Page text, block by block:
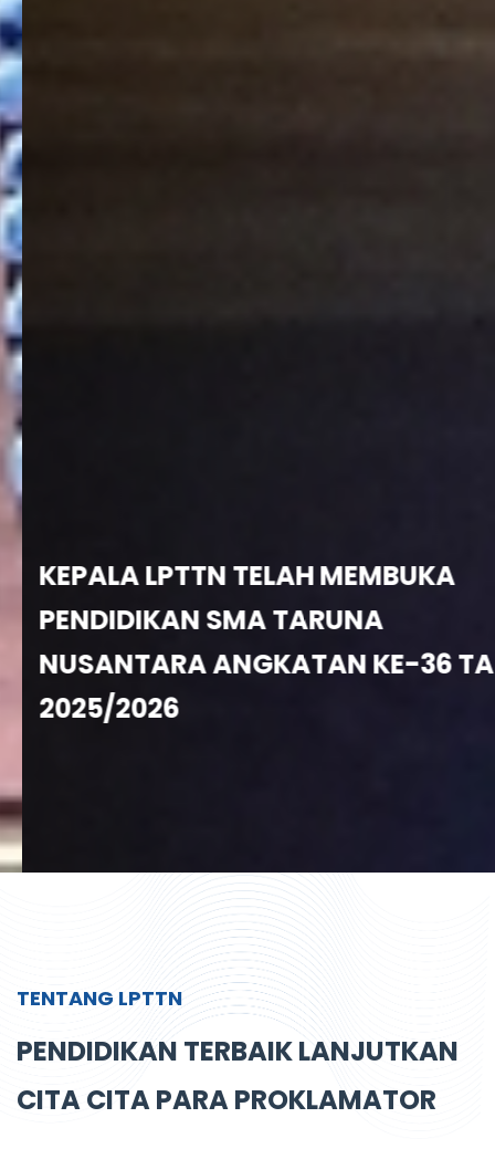
KEPALA LPTTN TELAH MEMBUKA
PENDIDIKAN SMA TARUNA
NUSANTARA ANGKATAN KE-36 TA
2025/2026
TENTANG LPTTN
PENDIDIKAN TERBAIK LANJUTKAN
CITA CITA PARA PROKLAMATOR